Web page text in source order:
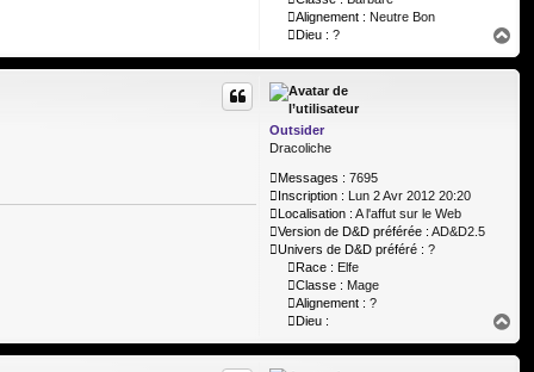
Alignement : Neutre Bon
Dieu : ?
a
u
Outsider
Dracoliche
Messages : 7695
Inscription : Lun 2 Avr 2012 20:20
Localisation : A l'affut sur le Web
Version de D&D préférée : AD&D2.5
Univers de D&D préféré : ?
Race : Elfe
Classe : Mage
Alignement : ?
Dieu :
a
u